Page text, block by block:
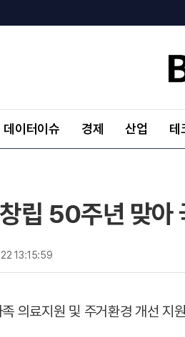
데이터이슈 경제 산업 테
립 50주년 맞아
13:15:59
의료지원 및 주거환경 개선 지원